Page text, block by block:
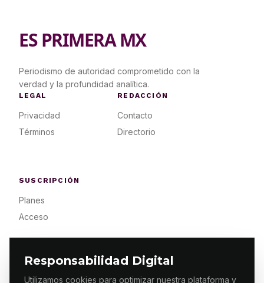
Responsabilidad Digital
Utilizamos cookies para optimizar nuestra plataforma y
ES PRIMERA MX
Periodismo de autoridad comprometido con la
verdad y la profundidad analítica.
LEGAL
Privacidad
Términos
REDACCIÓN
Contacto
Directorio
SUSCRIPCIÓN
Planes
Acceso